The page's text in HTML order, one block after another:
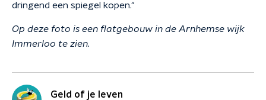
dringend een spiegel kopen."
Op deze foto is een flatgebouw in de Arnhemse wijk
Immerloo te zien.
Geld of je leven